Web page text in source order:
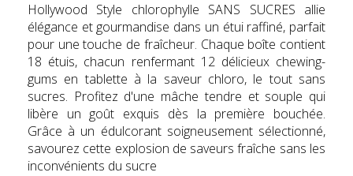
Hollywood Style chlorophylle SANS SUCRES allie
élégance et gourmandise dans un étui raffiné, parfait
pour une touche de fraîcheur. Chaque boîte contient
18 étuis, chacun renfermant 12 délicieux chewing-
gums en tablette à la saveur chloro, le tout sans
sucres. Profitez d'une mâche tendre et souple qui
libère un goût exquis dès la première bouchée.
Grâce à un édulcorant soigneusement sélectionné,
savourez cette explosion de saveurs fraîche sans les
inconvénients du sucre